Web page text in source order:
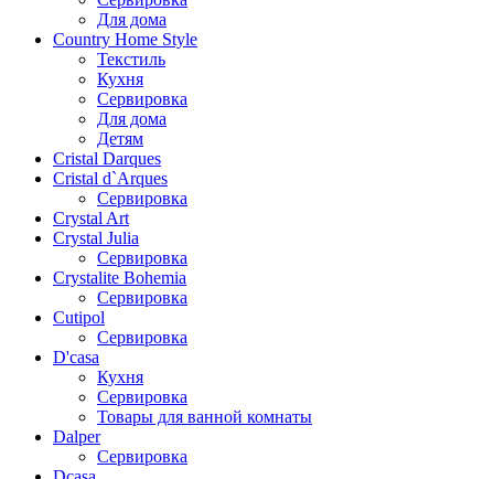
Для дома
Country Home Style
Текстиль
Кухня
Сервировка
Для дома
Детям
Cristal Darques
Cristal d`Arques
Сервировка
Crystal Art
Crystal Julia
Сервировка
Crystalite Bohemia
Сервировка
Cutipol
Сервировка
D'casa
Кухня
Сервировка
Товары для ванной комнаты
Dalper
Сервировка